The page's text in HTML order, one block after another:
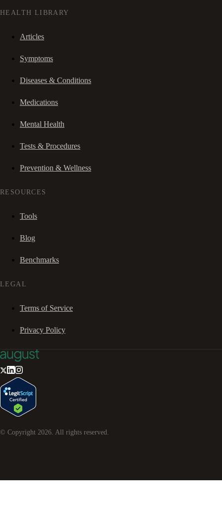
HEALTH LIBRARY
Articles
Symptoms
Diseases & Conditions
Medications
Mental Health
Tests & Procedures
Prevention & Wellness
RESOURCES
Tools
Blog
Benchmarks
LEGAL
Terms of Service
Privacy Policy
© Copyright 2026 . All rights reserved.